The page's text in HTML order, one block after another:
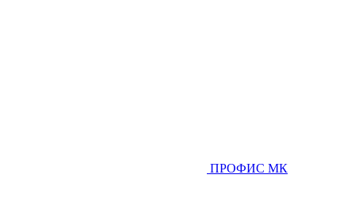
ПРОФИС МК